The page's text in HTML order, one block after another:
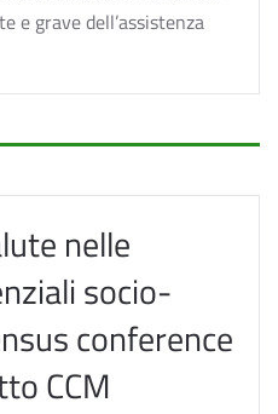
e grave dell’assistenza
nelle
socio-
conference
CCM